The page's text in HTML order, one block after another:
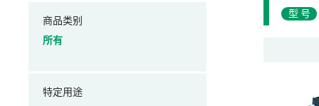
型号
商品类别
所有
特定用途